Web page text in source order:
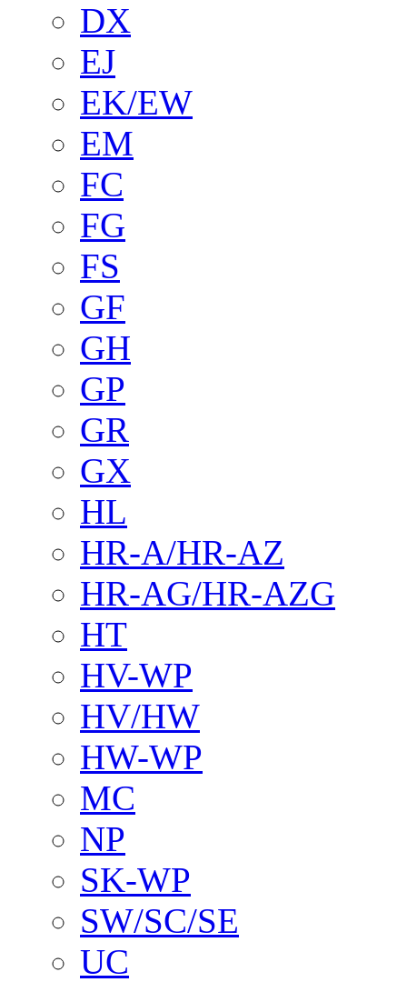
DX
EJ
EK/EW
EM
FC
FG
FS
GF
GH
GP
GR
GX
HL
HR-A/HR-AZ
HR-AG/HR-AZG
HT
HV-WP
HV/HW
HW-WP
MC
NP
SK-WP
SW/SC/SE
UC